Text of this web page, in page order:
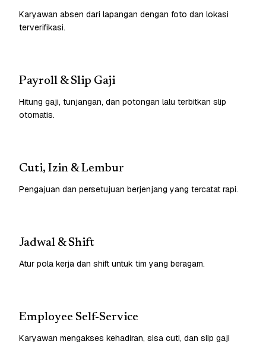
Karyawan absen dari lapangan dengan foto dan lokasi
terverifikasi.
Payroll & Slip Gaji
Hitung gaji, tunjangan, dan potongan lalu terbitkan slip
otomatis.
Cuti, Izin & Lembur
Pengajuan dan persetujuan berjenjang yang tercatat rapi.
Jadwal & Shift
Atur pola kerja dan shift untuk tim yang beragam.
Employee Self-Service
Karyawan mengakses kehadiran, sisa cuti, dan slip gaji